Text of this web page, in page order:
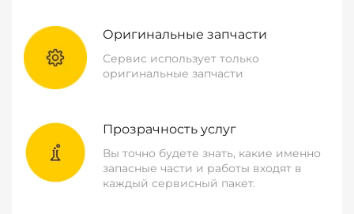
Оригинальные запчасти
Сервис использует только
оригинальные запчасти
Прозрачность услуг
Вы точно будете знать, какие именно
запасные части и работы входят в
каждый сервисный пакет.